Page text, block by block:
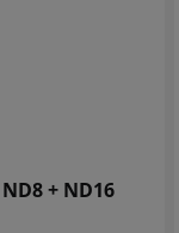
+ ND16